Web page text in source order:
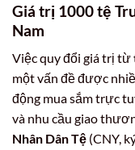
Giá trị 1000 tệ
Nam
Việc quy đổi giá trị từ
một vấn đề được
động mua sắm trực
và nhu cầu giao
Nhân Dân Tệ (CNY,